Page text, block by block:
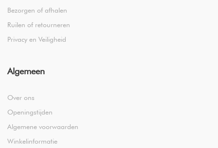
Bezorgen of afhalen
Ruilen of retourneren
Privacy en Veiligheid
Algemeen
Over ons
Openingstijden
Algemene voorwaarden
Winkelinformatie